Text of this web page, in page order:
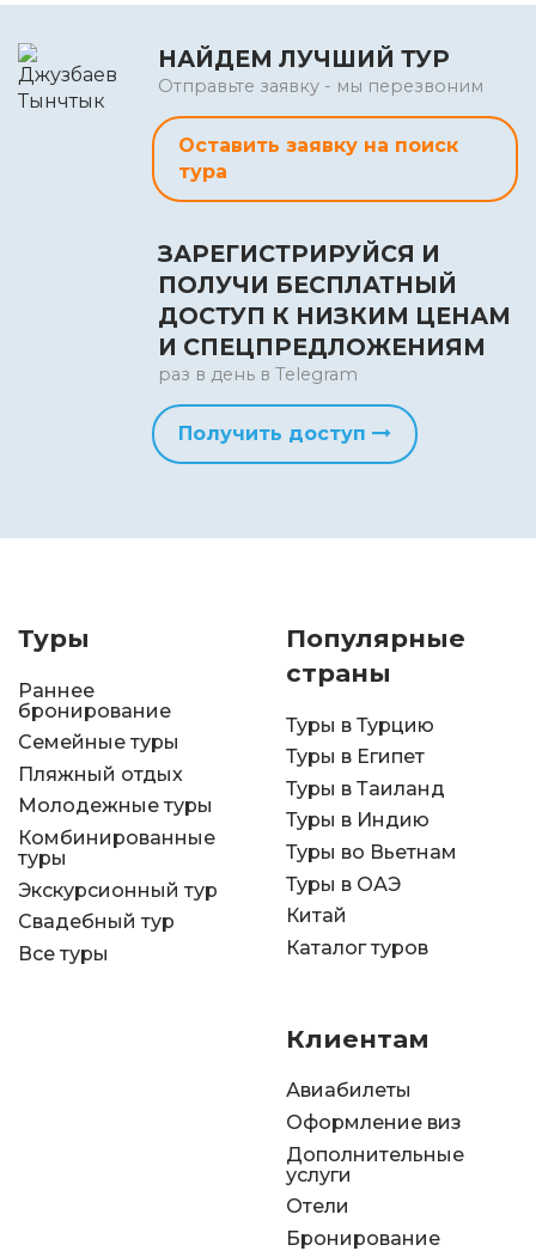
НАЙДЕМ ЛУЧШИЙ ТУР
Отправьте заявку - мы перезвоним
Оставить заявку на поиск
тура
ЗАРЕГИСТРИРУЙСЯ И
ПОЛУЧИ БЕСПЛАТНЫЙ
ДОСТУП К НИЗКИМ ЦЕНАМ
И СПЕЦПРЕДЛОЖЕНИЯМ
раз в день в Telegram
Получить доступ
Туры
Раннее
бронирование
Семейные туры
Пляжный отдых
Молодежные туры
Комбинированные
туры
Экскурсионный тур
Свадебный тур
Все туры
Популярные
страны
Туры в Турцию
Туры в Египет
Туры в Таиланд
Туры в Индию
Туры во Вьетнам
Туры в ОАЭ
Китай
Каталог туров
Клиентам
Авиабилеты
Оформление виз
Дополнительные
услуги
Отели
Бронирование